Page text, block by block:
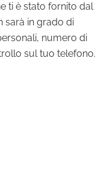
ti è stato fornito dal
sarà in grado di
numero di
sul tuo telefono.